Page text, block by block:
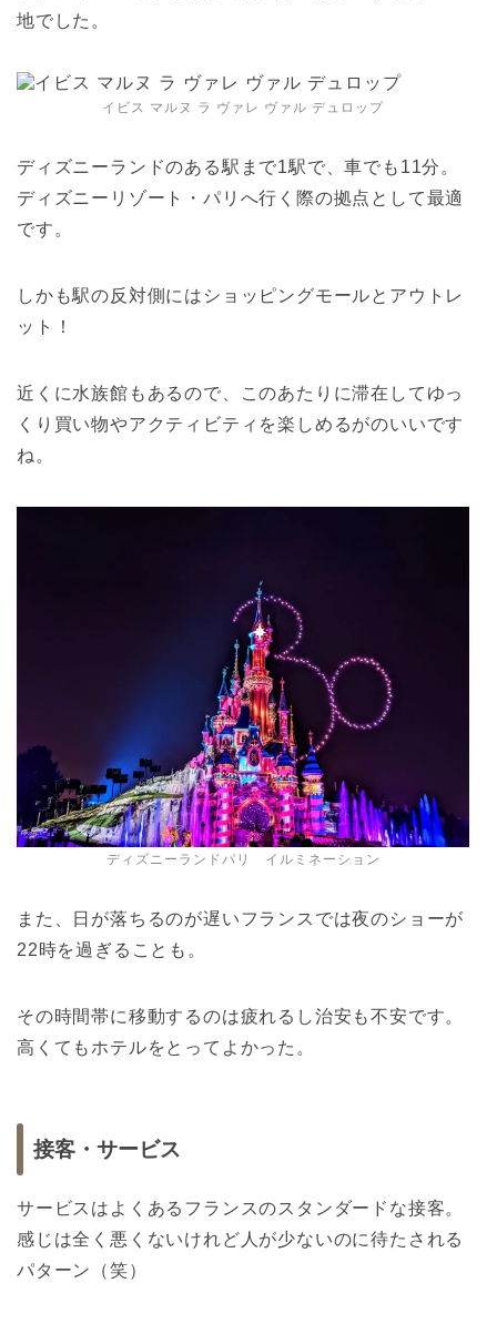
地でした。
イビス マルヌ ラ ヴァレ ヴァル デュロップ
ディズニーランドのある駅まで1駅で、車でも11分。
ディズニーリゾート・パリへ行く際の拠点として最適
です。
しかも駅の反対側にはショッピングモールとアウトレ
ット！
近くに水族館もあるので、このあたりに滞在してゆっ
くり買い物やアクティビティを楽しめるがのいいです
ね。
ディズニーランドパリ イルミネーション
また、日が落ちるのが遅いフランスでは夜のショーが
22時を過ぎることも。
その時間帯に移動するのは疲れるし治安も不安です。
高くてもホテルをとってよかった。
接客・サービス
サービスはよくあるフランスのスタンダードな接客。
感じは全く悪くないけれど人が少ないのに待たされる
パターン（笑）